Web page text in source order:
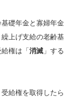
礎年金と寡婦年金
繰上げ支給の老齢基
権は「消滅 」する
給権を取得したら